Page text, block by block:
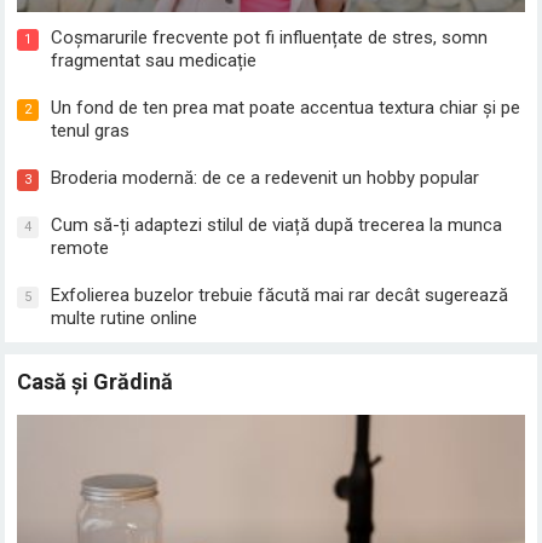
1
Coșmarurile frecvente pot fi influențate de stres, somn
fragmentat sau medicație
2
Un fond de ten prea mat poate accentua textura chiar și pe
tenul gras
3 Broderia modernă: de ce a redevenit un hobby popular
4
Cum să-ți adaptezi stilul de viață după trecerea la munca
remote
5
Exfolierea buzelor trebuie făcută mai rar decât sugerează
multe rutine online
Casă și Grădină